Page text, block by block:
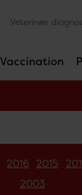
Vaccination
Veterinær
2016 2015
2003